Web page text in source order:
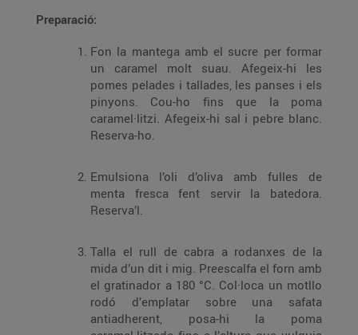
Preparació:
Fon la mantega amb el sucre per formar
un caramel molt suau. Afegeix-hi les
pomes pelades i tallades, les panses i els
pinyons. Cou-ho fins que la poma
caramel·litzi. Afegeix-hi sal i pebre blanc.
Reserva-ho.
Emulsiona l’oli d’oliva amb fulles de
menta fresca fent servir la batedora.
Reserva’l.
Talla el rull de cabra a rodanxes de la
mida d’un dit i mig. Preescalfa el forn amb
el gratinador a 180 °C. Col·loca un motllo
rodó d’emplatar sobre una safata
antiadherent, posa-hi la poma